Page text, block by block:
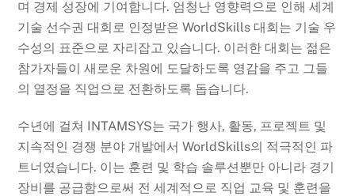
며 경제 성장에 기여합니다. 엄청난 영향력으로 인해 세계
기술 선수권 대회로 인정받은 WorldSkills 대회는 기술 우
수성의 표준으로 자리잡고 있습니다. 이러한 대회는 젊은
참가자들이 새로운 차원에 도달하도록 영감을 주고 그들
의 열정을 직업으로 전환하도록 돕습니다.
수년에 걸쳐 INTAMSYS는 국가 행사, 활동, 프로젝트 및
지속적인 경쟁 분야 개발에서 WorldSkills의 적극적인 파
트너였습니다. 이는 훈련 및 학습 솔루션뿐만 아니라 경기
장비를 공급함으로써 전 세계적으로 직업 교육 및 훈련을